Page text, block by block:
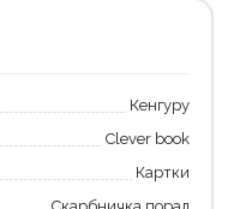
Кенгуру
Clever book
Картки